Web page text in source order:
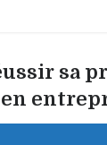
sa